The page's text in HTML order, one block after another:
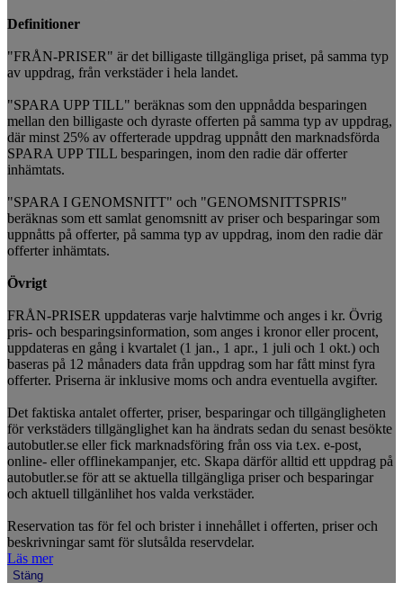
Definitioner
"FRÅN-PRISER" är det billigaste tillgängliga priset, på samma typ
av uppdrag, från verkstäder i hela landet.
"SPARA UPP TILL" beräknas som den uppnådda besparingen
mellan den billigaste och dyraste offerten på samma typ av uppdrag,
där minst 25% av offerterade uppdrag uppnått den marknadsförda
SPARA UPP TILL besparingen, inom den radie där offerter
inhämtats.
"SPARA I GENOMSNITT" och "GENOMSNITTSPRIS"
beräknas som ett samlat genomsnitt av priser och besparingar som
uppnåtts på offerter, på samma typ av uppdrag, inom den radie där
offerter inhämtats.
Övrigt
FRÅN-PRISER uppdateras varje halvtimme och anges i kr. Övrig
pris- och besparingsinformation, som anges i kronor eller procent,
uppdateras en gång i kvartalet (1 jan., 1 apr., 1 juli och 1 okt.) och
baseras på 12 månaders data från uppdrag som har fått minst fyra
offerter. Priserna är inklusive moms och andra eventuella avgifter.
Det faktiska antalet offerter, priser, besparingar och tillgängligheten
för verkstäders tillgänglighet kan ha ändrats sedan du senast besökte
autobutler.se eller fick marknadsföring från oss via t.ex. e-post,
online- eller offlinekampanjer, etc. Skapa därför alltid ett uppdrag på
autobutler.se för att se aktuella tillgängliga priser och besparingar
och aktuell tillgänlihet hos valda verkstäder.
Reservation tas för fel och brister i innehållet i offerten, priser och
beskrivningar samt för slutsålda reservdelar.
Läs mer
Stäng